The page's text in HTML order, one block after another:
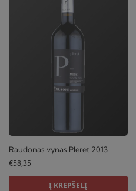
Raudonas vynas Pleret 2013
€58,35
Į KREPŠELĮ